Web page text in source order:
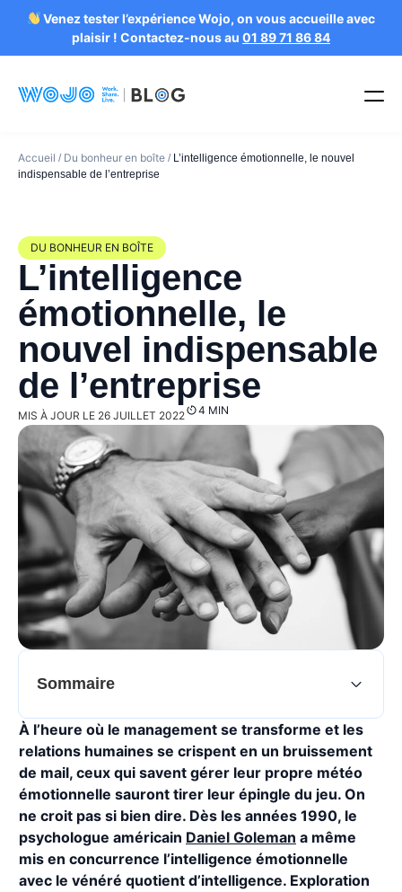
Venez tester l’expérience Wojo, on vous accueille avec
plaisir ! Contactez-nous au 01 89 71 86 84
Accueil / Du bonheur en boîte / L’intelligence émotionnelle, le nouvel
indispensable de l’entreprise
DU BONHEUR EN BOÎTE
L’intelligence
émotionnelle, le
nouvel indispensable
de l’entreprise
MIS À JOUR LE 26 JUILLET 2022 4 MIN
Sommaire
À l’heure où le management se transforme et les
relations humaines se crispent en un bruissement
de mail, ceux qui savent gérer leur propre météo
émotionnelle sauront tirer leur épingle du jeu. On
ne croit pas si bien dire. Dès les années 1990, le
psychologue américain Daniel Goleman a même
mis en concurrence l’intelligence émotionnelle
avec le vénéré quotient d’intelligence. Exploration